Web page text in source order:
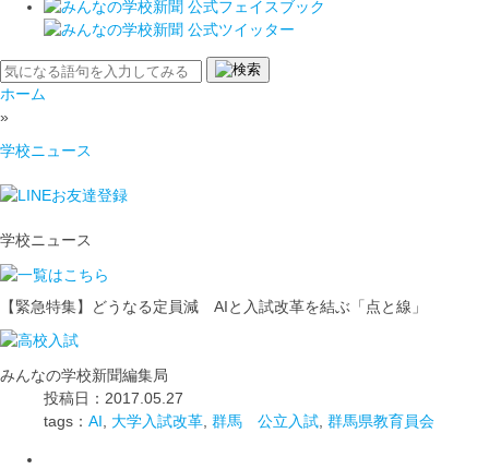
ホーム
»
学校ニュース
学校ニュース
【緊急特集】どうなる定員減 AIと入試改革を結ぶ「点と線」
みんなの学校新聞編集局
投稿日：2017.05.27
tags： AI 大学入試改革 群馬 公立入試 群馬県教育員会